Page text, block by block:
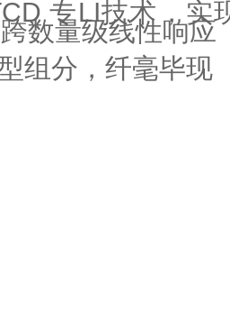
专LI技术，实
数量级线性响应
组分，纤毫毕现